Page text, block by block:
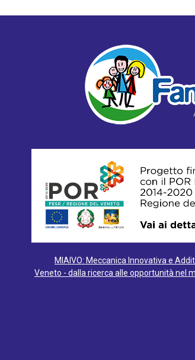
MIAIVO: Meccanica Innovativa e
Veneto - dalla ricerca alle opportunità nel